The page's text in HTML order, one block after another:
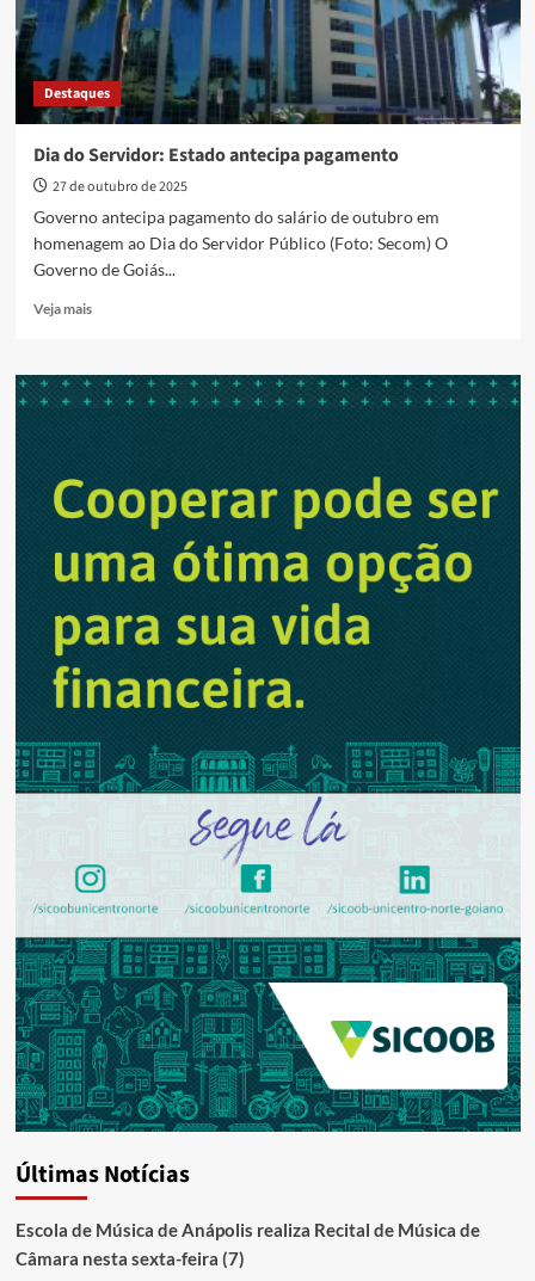
Destaques
Dia do Servidor: Estado antecipa pagamento
27 de outubro de 2025
Governo antecipa pagamento do salário de outubro em
homenagem ao Dia do Servidor Público (Foto: Secom) O
Governo de Goiás...
Veja maisRead
Dia
do
pagamento
Últimas Notícias
Escola de Música de Anápolis realiza Recital de Música de
Câmara nesta sexta-feira (7)